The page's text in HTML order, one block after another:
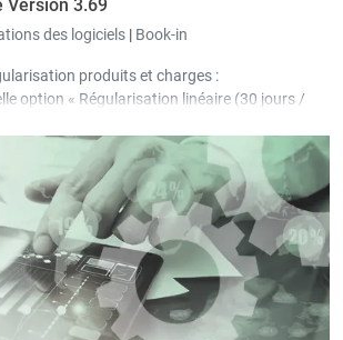
Version 3.69
des logiciels | Book-in
produits et charges :
option « Régularisation linéaire (30 jours /
option « Créer une nouvelle OD par période et
été ajoutée dans les paramètres.
des factures d’entrée et de sortie, une
« Liste simple des régularisations » a
; la liste s’ouvre lorsque l’option de
est relancée pour une facture déjà